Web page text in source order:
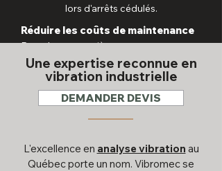
lors d'arrêts cédulés.
Réduire les coûts de maintenance
Remplacer une pièce avant sa
destruction totale coûte une fraction du
prix d'une réparation majeure et d'une
perte de production.
Une expertise reconnue en
vibration industrielle
DEMANDER DEVIS
L'excellence en analyse vibration au
Québec porte un nom. Vibromec se